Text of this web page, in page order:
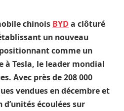
chinois BYD a clôturé
un nouveau
comme un
à Tesla, le leader mondial
Avec près de 208 000
vendues en décembre et
écoulées sur